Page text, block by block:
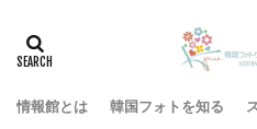
情報館とは 韓国フォトを知る